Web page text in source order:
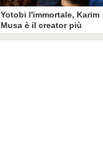
Yotobi l'immortale, Karim
Musa è il creator più
longevo in Italia: il suo